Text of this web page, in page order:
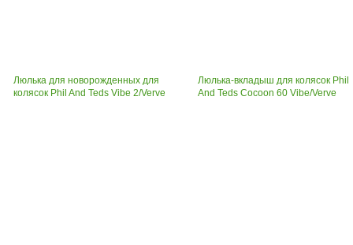
Люлька для новорожденных для
колясок Phil And Teds Vibe 2/Verve
Люлька-вкладыш для колясок Phil
And Teds Cocoon 60 Vibe/Verve